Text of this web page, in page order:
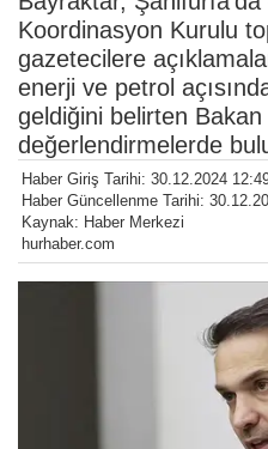
Koordinasyon Kurulu
gazetecilere
enerji ve petrol
geldiğini belirten
değerlendirmelerde
Haber Giriş Tarihi: 30.12.2024
Haber Güncellenme Tarihi:
Kaynak: Haber Merkezi
hurhaber.com